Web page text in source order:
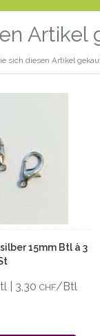
sich diesen Artikel
15mm Btl à 3
| 3,30CHF/Btl